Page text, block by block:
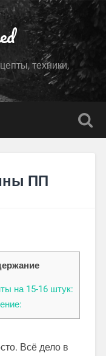
техники,
ПП
на 15-16 штук:
Всё дело в